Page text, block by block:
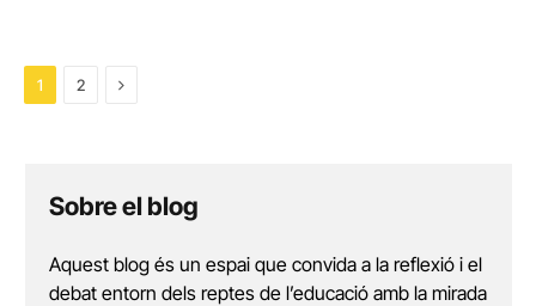
1 2 Next
Sobre el blog
Aquest blog és un espai que convida a la reflexió i el
debat entorn dels reptes de l’educació amb la mirada